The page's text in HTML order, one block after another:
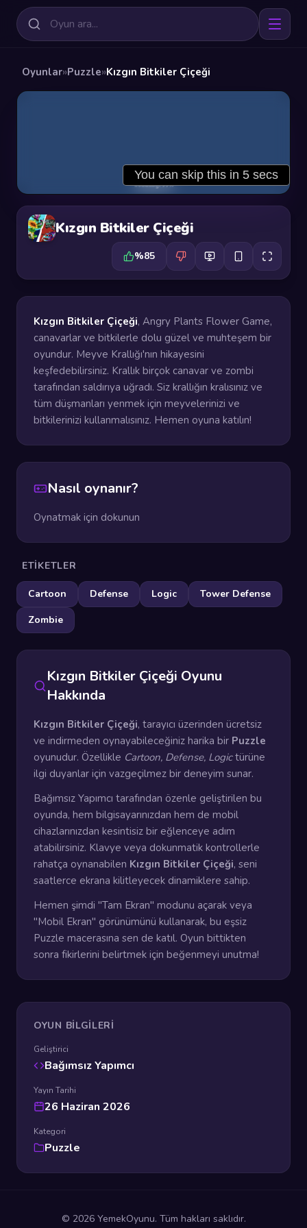
Oyunlar»Puzzle»Kızgın Bitkiler Çiçeği
Kızgın Bitkiler Çiçeği
%85
Kızgın Bitkiler Çiçeği, Angry Plants Flower Game,
canavarlar ve bitkilerle dolu güzel ve muhteşem bir
oyundur. Meyve Krallığı'nın hikayesini
keşfedebilirsiniz. Krallık birçok canavar ve zombi
tarafından saldırıya uğradı. Siz krallığın kralısınız ve
tüm düşmanları yenmek için meyvelerinizi ve
bitkilerinizi kullanmalısınız. Hemen oyuna katılın!
Nasıl oynanır?
Oynatmak için dokunun
ETIKETLER
Cartoon Defense Logic
Tower Defense
Zombie
Kızgın Bitkiler Çiçeği Oyunu
Hakkında
Kızgın Bitkiler Çiçeği, tarayıcı üzerinden ücretsiz
ve indirmeden oynayabileceğiniz harika bir Puzzle
oyunudur. Özellikle Cartoon, Defense, Logictürüne
ilgi duyanlar için vazgeçilmez bir deneyim sunar.
Bağımsız Yapımcı tarafından özenle geliştirilen bu
oyunda, hem bilgisayarınızdan hem de mobil
cihazlarınızdan kesintisiz bir eğlenceye adım
atabilirsiniz. Klavye veya dokunmatik kontrollerle
rahatça oynanabilen Kızgın Bitkiler Çiçeği, seni
saatlerce ekrana kilitleyecek dinamiklere sahip.
Hemen şimdi "Tam Ekran" modunu açarak veya
"Mobil Ekran" görünümünü kullanarak, bu eşsiz
Puzzle macerasına sen de katıl. Oyun bittikten
sonra fikirlerini belirtmek için beğenmeyi unutma!
OYUN BILGILERI
Geliştirici
Bağımsız Yapımcı
Yayın Tarihi
26 Haziran 2026
Kategori
Puzzle
© 2026 YemekOyunu. Tüm hakları saklıdır.